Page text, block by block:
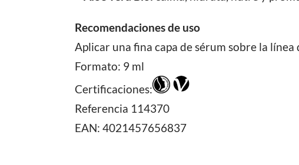
Recomendaciones de uso
Aplicar una fina capa de sérum sobre la
Formato: 9 ml
Certificaciones:
Referencia 114370
EAN: 4021457656837